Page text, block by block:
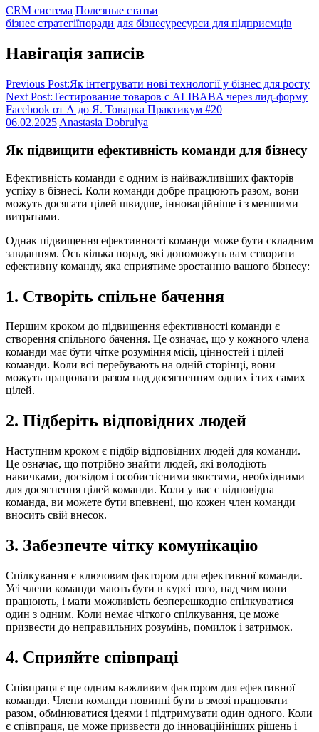
CRM система Полезные статьи
бізнес стратегіїпоради для бізнесуресурси для підприємців
Навігація записів
Previous Post:Як інтегрувати нові технології у бізнес для росту
Next Post:Тестирование товаров с ALIBABA через лид-форму
Facebook от А до Я. Товарка Практикум #20
06.02.2025 Anastasia Dobrulya
Як підвищити ефективність команди для бізнесу
Ефективність команди є одним із найважливіших факторів
успіху в бізнесі. Коли команди добре працюють разом, вони
можуть досягати цілей швидше, інноваційніше і з меншими
витратами.
Однак підвищення ефективності команди може бути складним
завданням. Ось кілька порад, які допоможуть вам створити
ефективну команду, яка сприятиме зростанню вашого бізнесу:
1. Створіть спільне бачення
Першим кроком до підвищення ефективності команди є
створення спільного бачення. Це означає, що у кожного члена
команди має бути чітке розуміння місії, цінностей і цілей
команди. Коли всі перебувають на одній сторінці, вони
можуть працювати разом над досягненням одних і тих самих
цілей.
2. Підберіть відповідних людей
Наступним кроком є ​​підбір відповідних людей для команди.
Це означає, що потрібно знайти людей, які володіють
навичками, досвідом і особистісними якостями, необхідними
для досягнення цілей команди. Коли у вас є відповідна
команда, ви можете бути впевнені, що кожен член команди
вносить свій внесок.
3. Забезпечте чітку комунікацію
Спілкування є ключовим фактором для ефективної команди.
Усі члени команди мають бути в курсі того, над чим вони
працюють, і мати можливість безперешкодно спілкуватися
один з одним. Коли немає чіткого спілкування, це може
призвести до неправильних розумінь, помилок і затримок.
4. Сприяйте співпраці
Співпраця є ще одним важливим фактором для ефективної
команди. Члени команди повинні бути в змозі працювати
разом, обмінюватися ідеями і підтримувати один одного. Коли
є співпраця, це може призвести до інноваційніших рішень і